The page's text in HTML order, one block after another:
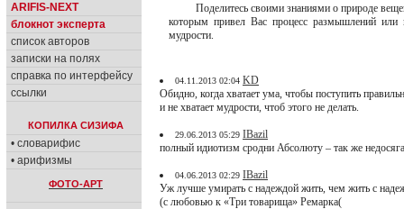
ARIFIS-NEXT
блокнот эксперта
список авторов
записки на полях
справка по интерфейсу
ссылки
КОПИЛКА СИЗИФА
• словарифис
• арифизмы
ФОТО-АРТ
Поделитесь своими знаниями о природе
которым привел Вас процесс размышлений или
мудрости.
04.11.2013 02:04 KD
Обидно, когда хватает ума, чтобы поступить
и не хватает мудрости, чтоб этого не делать.
29.06.2013 05:29 IBazil
полный идиотизм сродни Абсолюту – так же
04.06.2013 02:29 IBazil
Уж лучше умирать с надеждой жить, чем жить с
(с любовью к «Три товарища» Ремарка(